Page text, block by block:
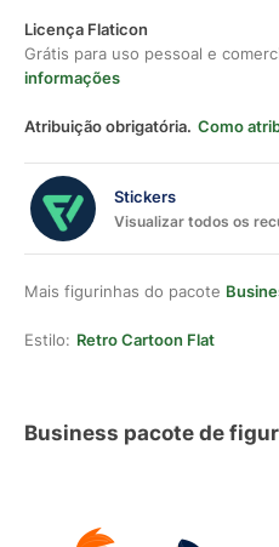
Licença Flaticon
Grátis para uso pessoal e
informações
Atribuição obrigatória. Como
Stickers
Visualizar todos os
Mais figurinhas do pacote
Estilo: Retro Cartoon Flat
Business pacote de